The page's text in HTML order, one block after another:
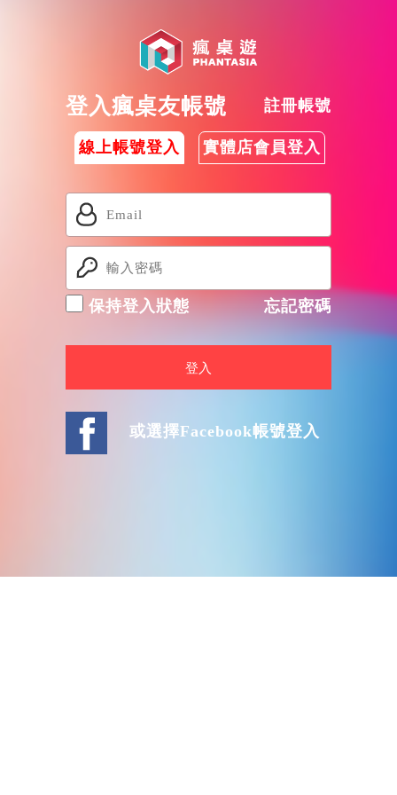
登入瘋桌友帳號 註冊帳號
線上帳號登入 實體店會員登入
保持登入狀態 忘記密碼
登入
或選擇Facebook帳號登入